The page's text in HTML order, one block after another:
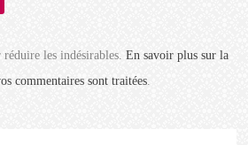
réduire les indésirables.En savoir plus sur la
commentaires sont traitées.